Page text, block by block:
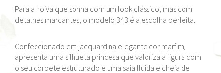
Para a noiva que sonha com um look clássico, mas com
detalhes marcantes, o modelo 343 é a escolha perfeita.
Confeccionado em jacquard na elegante cor marfim,
apresenta uma silhueta princesa que valoriza a figura com
o seu corpete estruturado e uma saia fluída e cheia de